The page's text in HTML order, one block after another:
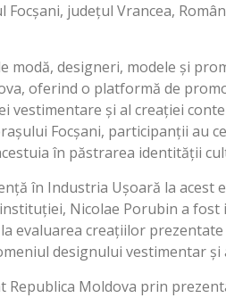
județul Vrancea,
modă, designeri, modele și
oferind o platformă de
vestimentare și al creației
Focșani, participanții au
în păstrarea identității
în Industria Ușoară la acest
Nicolae Porubin a fost
evaluarea creațiilor
designului vestimentar
Moldova prin